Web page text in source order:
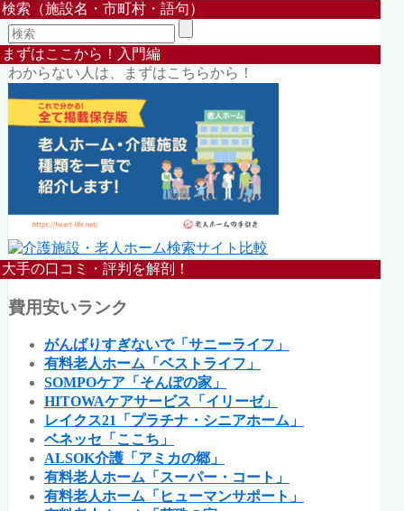
検索（施設名・市町村・語句）
まずはここから！入門編
わからない人は、まずはこちらから！
大手の口コミ・評判を解剖！
費用安いランク
がんばりすぎないで「サニーライフ」
有料老人ホーム「ベストライフ」
SOMPOケア「そんぽの家」
HITOWAケアサービス「イリーゼ」
レイクス21「プラチナ・シニアホーム」
ベネッセ「ここち」
ALSOK介護「アミカの郷」
有料老人ホーム「スーパー・コート」
有料老人ホーム「ヒューマンサポート」